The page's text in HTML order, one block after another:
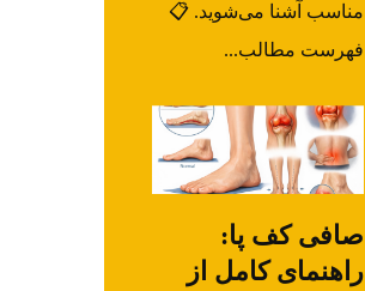
مناسب آشنا می‌شوید. 📋
فهرست مطالب...
صافی کف پا:
راهنمای کامل از